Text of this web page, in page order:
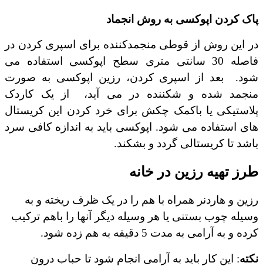
پاک کردن اپوکسی به روش انجماد
در این روش از قوطی منجمدکننده برای اسپری کردن در
فاصله 30 سانتی متری سطح اپوکسی استفاده می
شود.
بعد از اسپری کردن، رزین اپوکسی به صورت
منجمد شده و شکننده در می آید،
از یک کاردک
پلاستیکی یا باکمک چکش برای خرد کردن این کریستال
های استفاده می شود. اپوکسی باید به اندازه کافی سرد
باشد تا کریستالی گردد و بشکند.
طرز تهیه رزین در خانه
رزین و هاردنر همراه با هم را در یک ظرف ریخته و به
وسیله چوب بستنی یا هر وسیله دیگر آنها را باهم ترکیب
کرده و به آرامی به مدت 5 دقیقه به هم زده شود.
نکته: این کار باید به آرامی انجام شود تا حباب درون